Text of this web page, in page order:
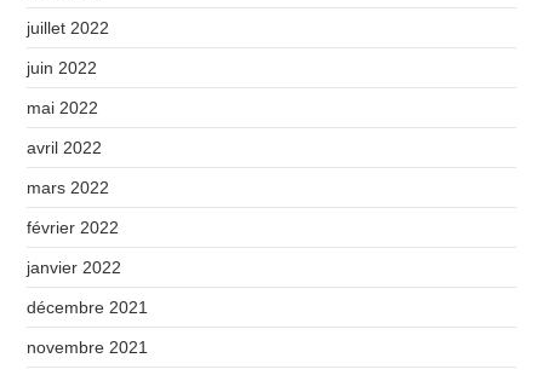
juillet 2022
juin 2022
mai 2022
avril 2022
mars 2022
février 2022
janvier 2022
décembre 2021
novembre 2021